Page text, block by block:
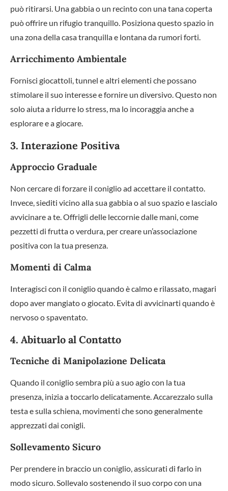
può ritirarsi. Una gabbia o un recinto con una tana coperta
può offrire un rifugio tranquillo. Posiziona questo spazio in
una zona della casa tranquilla e lontana da rumori forti.
Arricchimento Ambientale
Fornisci giocattoli, tunnel e altri elementi che possano
stimolare il suo interesse e fornire un diversivo. Questo non
solo aiuta a ridurre lo stress, ma lo incoraggia anche a
esplorare e a giocare.
3. Interazione Positiva
Approccio Graduale
Non cercare di forzare il coniglio ad accettare il contatto.
Invece, siediti vicino alla sua gabbia o al suo spazio e lascialo
avvicinare a te. Offrigli delle leccornie dalle mani, come
pezzetti di frutta o verdura, per creare un’associazione
positiva con la tua presenza.
Momenti di Calma
Interagisci con il coniglio quando è calmo e rilassato, magari
dopo aver mangiato o giocato. Evita di avvicinarti quando è
nervoso o spaventato.
4. Abituarlo al Contatto
Tecniche di Manipolazione Delicata
Quando il coniglio sembra più a suo agio con la tua
presenza, inizia a toccarlo delicatamente. Accarezzalo sulla
testa e sulla schiena, movimenti che sono generalmente
apprezzati dai conigli.
Sollevamento Sicuro
Per prendere in braccio un coniglio, assicurati di farlo in
modo sicuro. Sollevalo sostenendo il suo corpo con una